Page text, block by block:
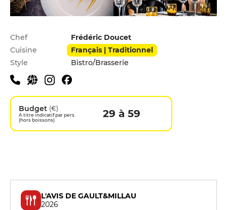
Infos pratiques
Chef
Frédéric Doucet
Cuisine
Français | Traditionnel
Style
Bistro/Brasserie
Budget (€)
A titre indicatif par pers.
(hors boissons)
29 à 59
L'AVIS DE GAULT&MILLAU
2026